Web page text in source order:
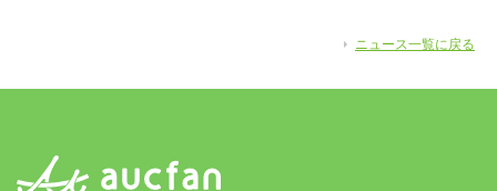
ニュース一覧に戻る